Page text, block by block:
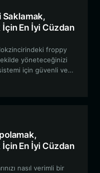
En İyi Cüzdan
froppy
yöneteceğinizi
için güvenli ve
hakkında bilmeniz
En İyi Cüzdan
nasıl verimli bir